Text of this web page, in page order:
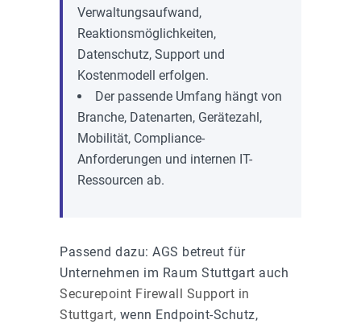
Verwaltungsaufwand,
Reaktionsmöglichkeiten,
Datenschutz, Support und
Kostenmodell erfolgen.
Der passende Umfang hängt von
Branche, Datenarten, Gerätezahl,
Mobilität, Compliance-
Anforderungen und internen IT-
Ressourcen ab.
Passend dazu: AGS betreut für
Unternehmen im Raum Stuttgart auch
Securepoint Firewall Support in
Stuttgart, wenn Endpoint-Schutz,